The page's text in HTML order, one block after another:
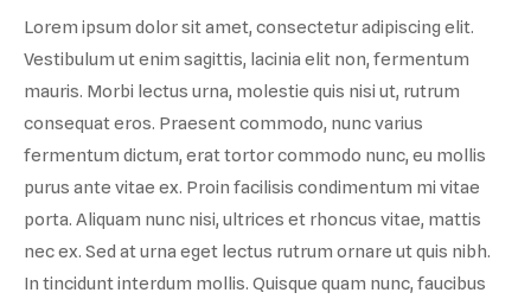
Lorem ipsum dolor sit amet, consectetur adipiscing elit.
Vestibulum ut enim sagittis, lacinia elit non, fermentum
mauris. Morbi lectus urna, molestie quis nisi ut, rutrum
consequat eros. Praesent commodo, nunc varius
fermentum dictum, erat tortor commodo nunc, eu mollis
purus ante vitae ex. Proin facilisis condimentum mi vitae
porta. Aliquam nunc nisi, ultrices et rhoncus vitae, mattis
nec ex. Sed at urna eget lectus rutrum ornare ut quis nibh.
In tincidunt interdum mollis. Quisque quam nunc, faucibus